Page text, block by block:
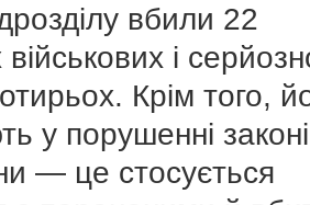
вбили 22
військових і
Крім того,
у порушенні
— це стосується